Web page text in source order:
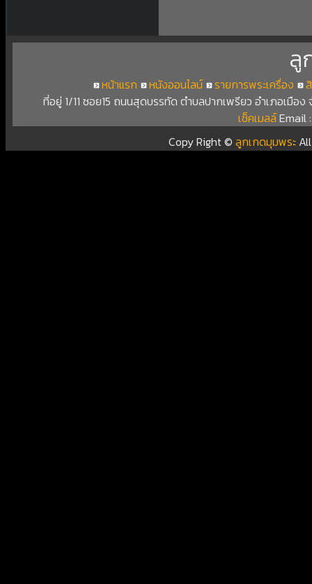
ลู
หน้าแรก หนังออนไลน์ รายการพระเครื่อง
ที่อยู่ 1/11 ซอย15 ถนนสุดบรรทัด ตำบลปากเพรียว อำเภอเมือ
เช็คเมลล์Email
Copy Right ©ลูกเกดมุมพระ